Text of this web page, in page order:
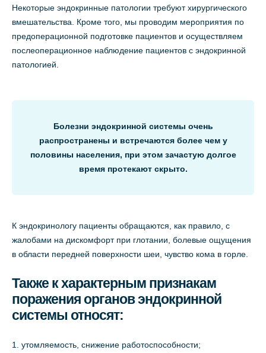
Некоторые эндокринные патологии требуют хирургического
вмешательства. Кроме того, мы проводим мероприятия по
предоперационной подготовке пациентов и осуществляем
послеоперационное наблюдение пациентов с эндокринной
патологией.
Болезни эндокринной системы очень
распространены и встречаются более чем у
половины населения, при этом зачастую долгое
время протекают скрыто.
К эндокринологу пациенты обращаются, как правило, с
жалобами на дискомфорт при глотании, болевые ощущения
в области передней поверхности шеи, чувство кома в горле.
Также к характерным признакам
поражения органов эндокринной
системы относят:
утомляемость, снижение работоспособности;